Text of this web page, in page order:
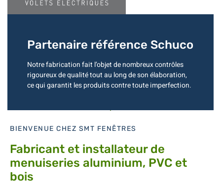
BIENVENUE CHEZ SMT FENÊTRES
Fabricant et installateur de
menuiseries aluminium, PVC et
bois
Partenaire référence Schuco
Notre fabrication fait l’objet de nombreux contrôles
rigoureux de qualité tout au long de son élaboration,
ce qui garantit les produits contre toute imperfection.